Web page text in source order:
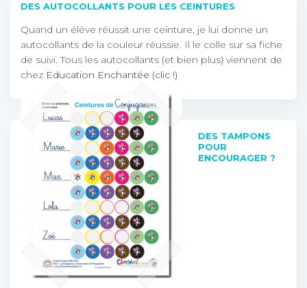
DES AUTOCOLLANTS POUR LES CEINTURES
Quand un élève réussit une ceinture, je lui donne un
autocollants de la couleur réussie. Il le colle sur sa fiche
de suivi. Tous les autocollants (et bien plus) viennent de
chez Education Enchantée (clic !)
DES TAMPONS
POUR
ENCOURAGER ?